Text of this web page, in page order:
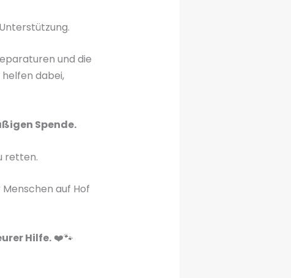
und die
helfen dabei,
Spende.
retten.
auf Hof
Hilfe.❤️🐾